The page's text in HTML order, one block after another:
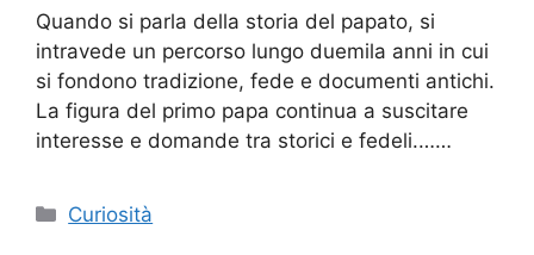
Quando si parla della storia del papato, si
intravede un percorso lungo duemila anni in cui
si fondono tradizione, fede e documenti antichi.
La figura del primo papa continua a suscitare
interesse e domande tra storici e fedeli.……
Categorie
Curiosità